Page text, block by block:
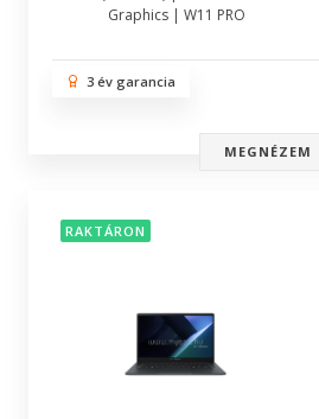
Graphics | W11 PRO
3 év garancia
MEGNÉZEM
RAKTÁRON